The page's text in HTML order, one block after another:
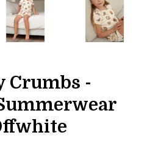
Crumbs -